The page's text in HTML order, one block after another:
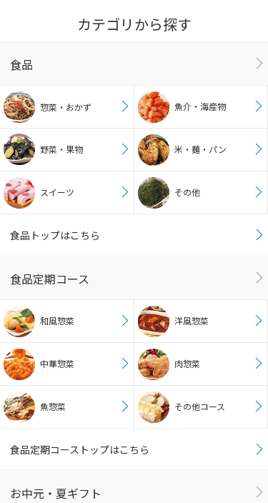
カテゴリから探す
食品
惣菜・おかず 魚介・海産物
野菜・果物 米・麺・パン
スイーツ その他
食品トップはこちら
食品定期コース
和風惣菜 洋風惣菜
中華惣菜 肉惣菜
魚惣菜 その他コース
食品定期コーストップはこちら
お中元・夏ギフト